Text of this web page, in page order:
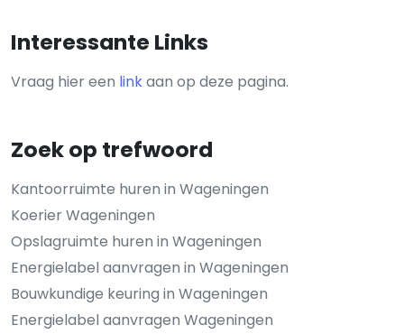
Interessante Links
Vraag hier een linkaan op deze pagina.
Zoek op trefwoord
Kantoorruimte huren in Wageningen
Koerier Wageningen
Opslagruimte huren in Wageningen
Energielabel aanvragen in Wageningen
Bouwkundige keuring in Wageningen
Energielabel aanvragen Wageningen